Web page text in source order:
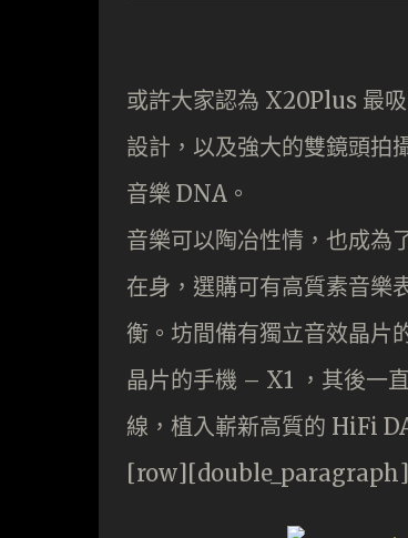
或許大家認為 X20Plus 最
設計，以及強大的雙鏡頭拍
音樂 DNA。
音樂可以陶冶性情，也成為
在身，選購可有高質素音樂
衡。坊間備有獨立音效晶片
晶片的手機 – X1 ，其後一
線，植入嶄新高質的 HiFi
[row][double_paragraph]